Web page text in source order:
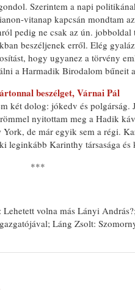
Szerintem a napi
vitanap kapcsán mondtam
pedig ne csak az ún. jobboldal
beszéljenek erről. Elég
hogy ugyanez a törvény
a Harmadik Birodalom bűneit
beszélget, Várnai Pál
két dolog: jókedv és polgárság.
nyitottam meg a Hadik
de már egyik sem a régi.
leginkább Karinthy társasága és
***
volna más Lányi
Láng Zsolt: